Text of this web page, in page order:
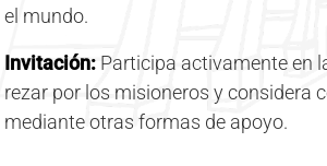
el mundo.
Invitación: Participa activamente en
rezar por los misioneros y considera
mediante otras formas de apoyo.